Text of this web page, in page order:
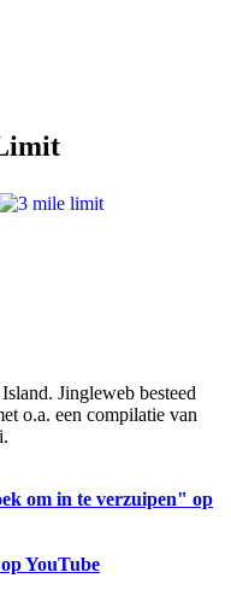
Jingleweb besteed
o.a. een compilatie van
om in te verzuipen" op
YouTube